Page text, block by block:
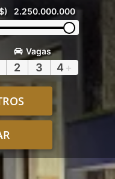
2.250.000.000
Vagas
2 3 4 +